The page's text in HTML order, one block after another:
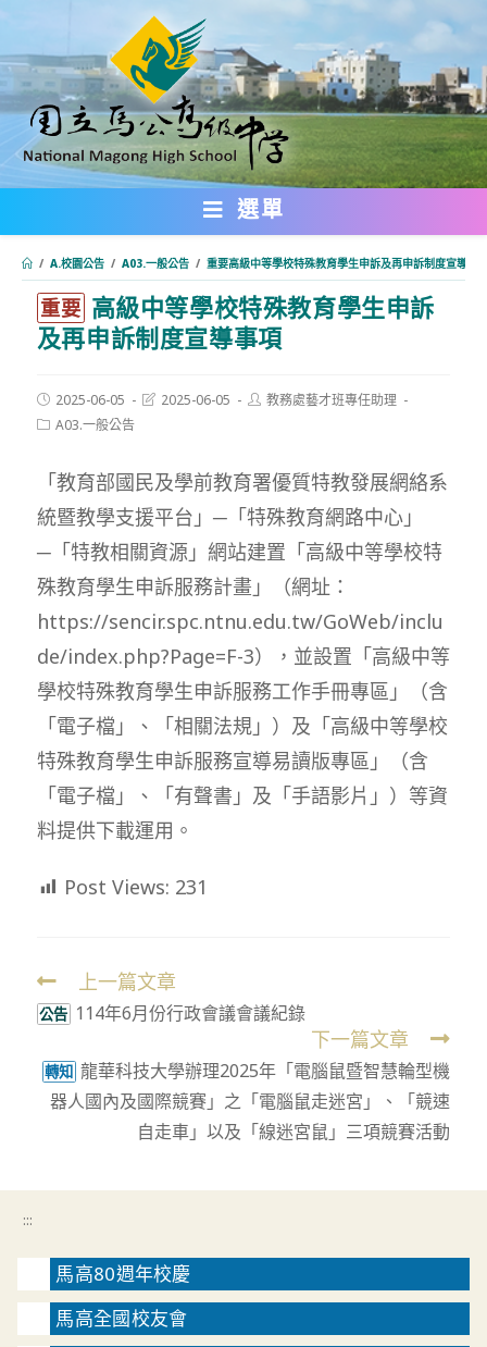
轉
主
要
內
選單
/ A.校園公告 / A03.一般公告 / 重要高級中等學校特殊教育學生申訴及再申訴制度宣導事
重要 高級中等學校特殊教育學生申訴
及再申訴制度宣導事項
Post
published:
2025-06-05
Post2025-06-05
Post教務處藝才班專任助理
PostA03.一般公告
「教育部國民及學前教育署優質特教發展網絡系
統暨教學支援平台」─「特殊教育網路中心」
─「特教相關資源」網站建置「高級中等學校特
殊教育學生申訴服務計畫」（網址：
https://sencir.spc.ntnu.edu.tw/GoWeb/inclu
de/index.php?Page=F-3），並設置「高級中等
學校特殊教育學生申訴服務工作手冊專區」（含
「電子檔」、「相關法規」）及「高級中等學校
特殊教育學生申訴服務宣導易讀版專區」（含
「電子檔」、「有聲書」及「手語影片」）等資
料提供下載運用。
Post Views: 231
Read
more
上一篇文章
公告 114年6月份行政會議會議紀錄
下一篇文章
轉知 龍華科技大學辦理2025年「電腦鼠暨智慧輪型機
器人國內及國際競賽」之「電腦鼠走迷宮」、「競速
自走車」以及「線迷宮鼠」三項競賽活動
:::
馬高80週年校慶
馬高全國校友會